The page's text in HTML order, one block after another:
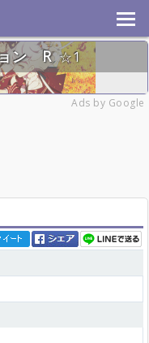
ョン R
1
Ads by Google